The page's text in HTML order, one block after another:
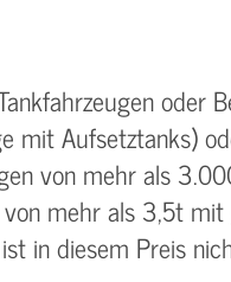
oder
mit Aufsetztanks)
von mehr als
mehr als 3,5t
in diesem Preis